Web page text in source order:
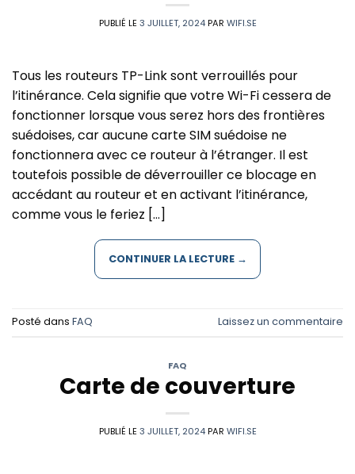
PUBLIÉ LE3 JUILLET, 2024 PAR WIFI.SE
Tous les routeurs TP-Link sont verrouillés pour
l’itinérance. Cela signifie que votre Wi-Fi cessera de
fonctionner lorsque vous serez hors des frontières
suédoises, car aucune carte SIM suédoise ne
fonctionnera avec ce routeur à l’étranger. Il est
toutefois possible de déverrouiller ce blocage en
accédant au routeur et en activant l’itinérance,
comme vous le feriez […]
CONTINUER LA LECTURE →
Posté dans FAQ Laissez un commentaire
FAQ
Carte de couverture
PUBLIÉ LE3 JUILLET, 2024 PAR WIFI.SE